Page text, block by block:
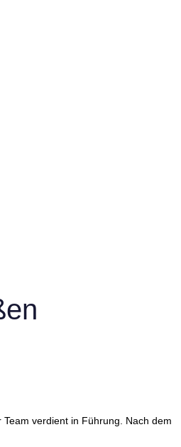
verdient in Führung. Nach dem